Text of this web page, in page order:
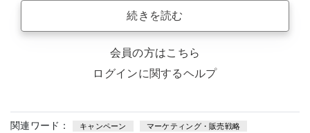
続きを読む
会員の方はこちら
ログインに関するヘルプ
関連ワード： キャンペーン マーケティング・販売戦略